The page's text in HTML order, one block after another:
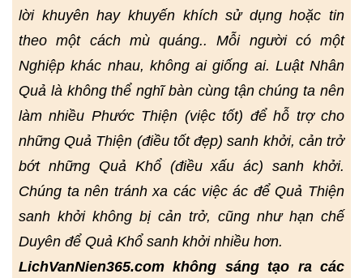
lời khuyên hay khuyến khích sử dụng hoặc tin
theo một cách mù quáng.. Mỗi người có một
Nghiệp khác nhau, không ai giống ai. Luật Nhân
Quả là không thể nghĩ bàn cùng tận chúng ta nên
làm nhiều Phước Thiện (việc tốt) để hỗ trợ cho
những Quả Thiện (điều tốt đẹp) sanh khởi, cản trở
bớt những Quả Khổ (điều xấu ác) sanh khởi.
Chúng ta nên tránh xa các việc ác để Quả Thiện
sanh khởi không bị cản trở, cũng như hạn chế
Duyên để Quả Khổ sanh khởi nhiều hơn.
LichVanNien365.com không sáng tạo ra các